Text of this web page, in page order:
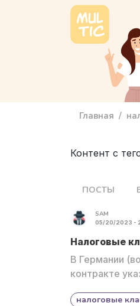
Перейти к основному
main_menu
Главная
Контент с
ПОСТЫ
SAM
05/20/2023 -
Налоговые
В Германии
контракте
налоговые